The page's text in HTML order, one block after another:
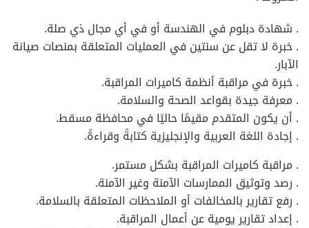
. شهادة دبلوم في الهندسة أو في أي مجال ذي صلة.
. خبرة لا تقل عن سنتين في العمليات المتعلقة بمنصات صيانة
الآبار.
. خبرة في مراقبة أنظمة كاميرات المراقبة.
. معرفة جيدة بقواعد الصحة والسلامة.
. أن يكون المتقدم مقيمًا حاليًا في محافظة مسقط.
. إجادة اللغة العربية والإنجليزية كتابةً وقراءةً.
. مراقبة كاميرات المراقبة بشكل مستمر.
. رصد وتوثيق الممارسات الآمنة وغير الآمنة.
. رفع تقارير بالمخالفات أو الملاحظات المتعلقة بالسلامة.
. إعداد تقارير يومية عن أعمال المراقبة.